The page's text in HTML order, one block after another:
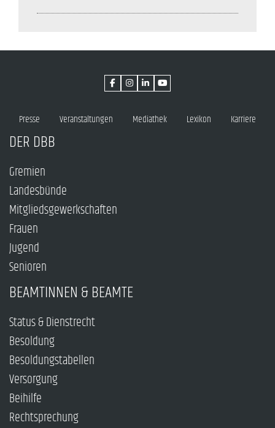
Presse Veranstaltungen Mediathek Lexikon Karriere
DER DBB
Gremien
Landesbünde
Mitgliedsgewerkschaften
Frauen
Jugend
Senioren
BEAMTINNEN & BEAMTE
Status & Dienstrecht
Besoldung
Besoldungstabellen
Versorgung
Beihilfe
Rechtsprechung